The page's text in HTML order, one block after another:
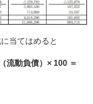
当てはめると
流動負債）× 100 ＝